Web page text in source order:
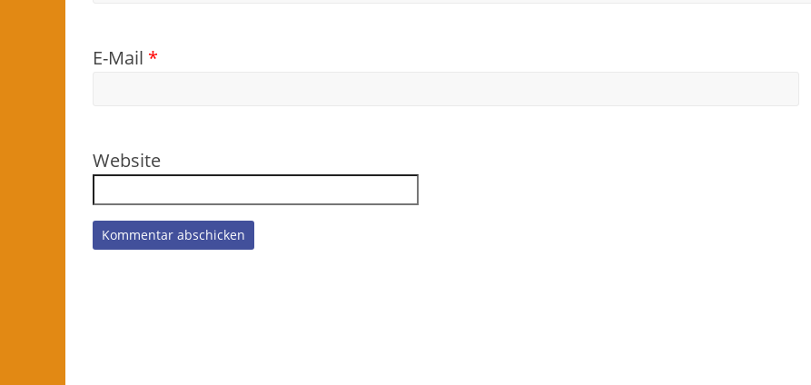
E-Mail *
Website